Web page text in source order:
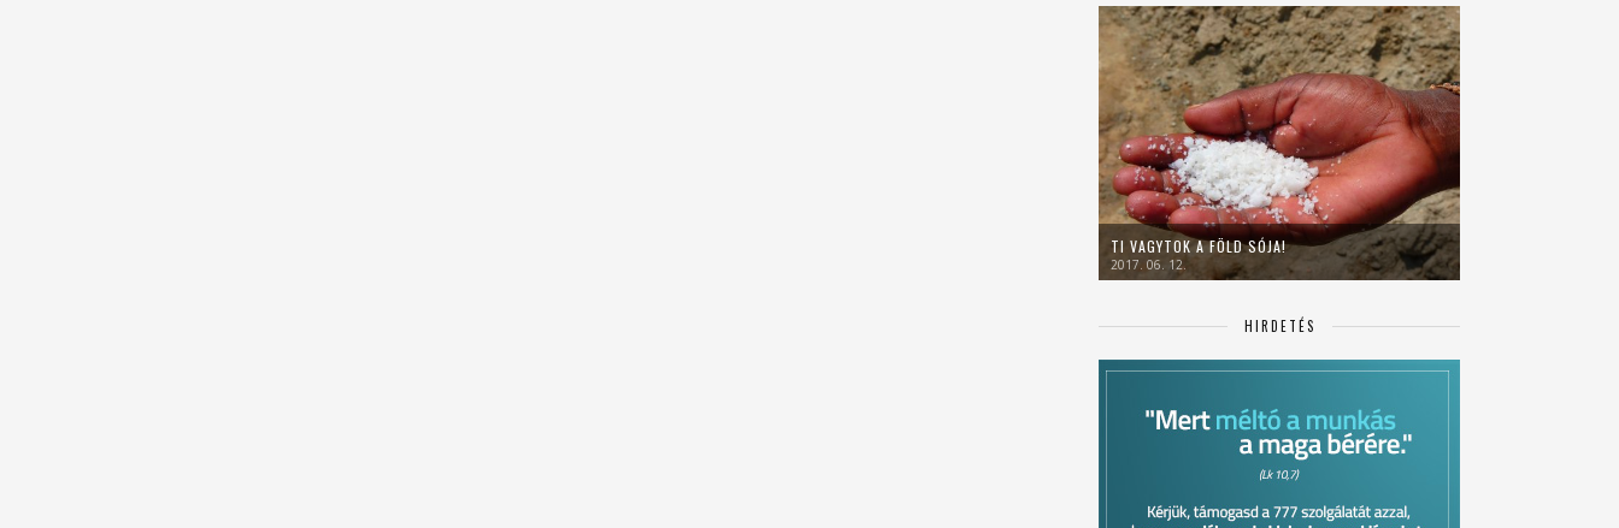
TI VAGYTOK A FÖLD SÓJA!
2017. 06. 12.
HIRDETÉS